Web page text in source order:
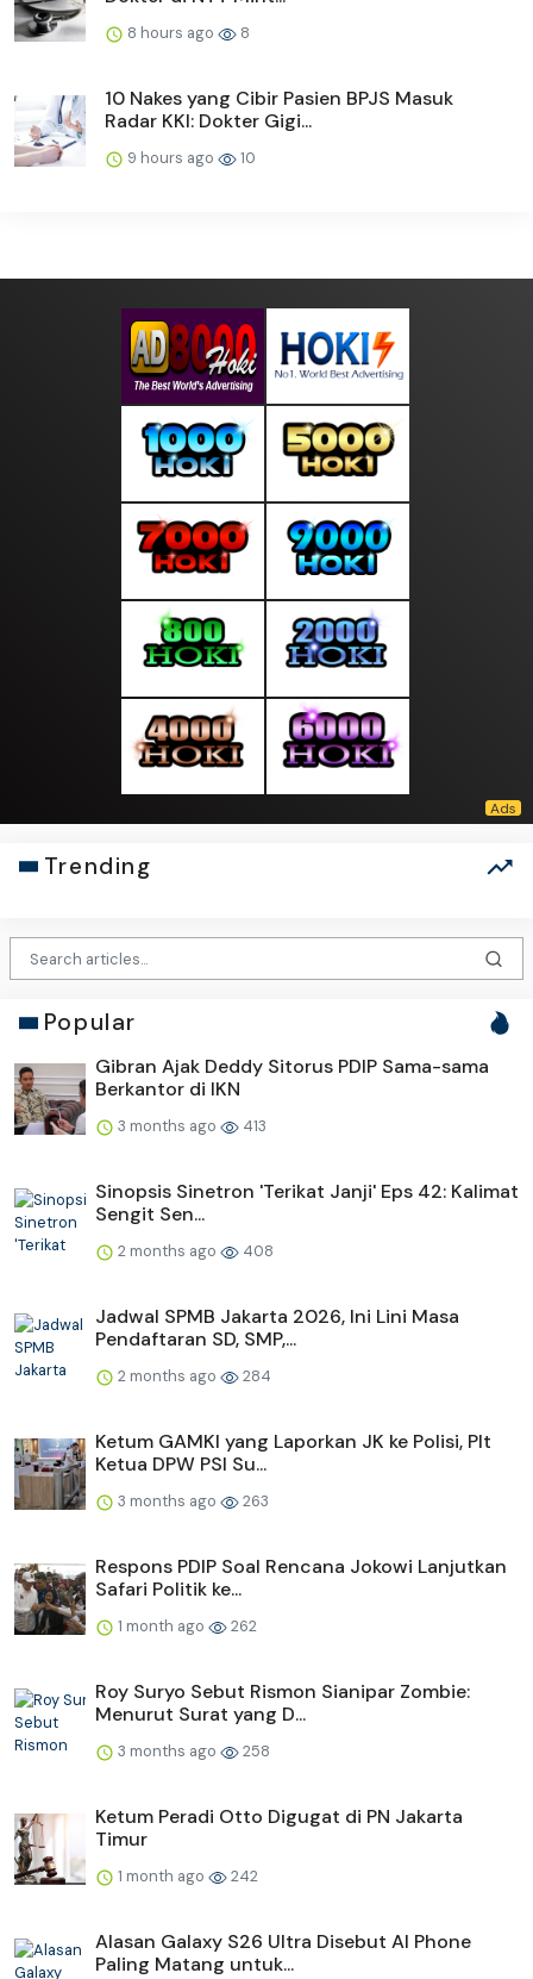
8 hours ago 8
10 Nakes yang Cibir Pasien BPJS Masuk
Radar KKI: Dokter Gigi...
9 hours ago 10
Trending
Popular
Gibran Ajak Deddy Sitorus PDIP Sama-sama
Berkantor di IKN
3 months ago 413
Sinopsis Sinetron 'Terikat Janji' Eps 42: Kalimat
Sengit Sen...
2 months ago 408
Jadwal SPMB Jakarta 2026, Ini Lini Masa
Pendaftaran SD, SMP,...
2 months ago 284
Ketum GAMKI yang Laporkan JK ke Polisi, Plt
Ketua DPW PSI Su...
3 months ago 263
Respons PDIP Soal Rencana Jokowi Lanjutkan
Safari Politik ke...
1 month ago 262
Roy Suryo Sebut Rismon Sianipar Zombie:
Menurut Surat yang D...
3 months ago 258
Ketum Peradi Otto Digugat di PN Jakarta
Timur
1 month ago 242
Alasan Galaxy S26 Ultra Disebut AI Phone
Paling Matang untuk...